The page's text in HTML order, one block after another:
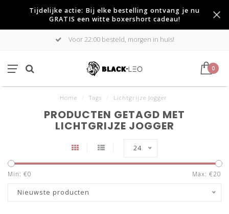
Tijdelijke actie: Bij elke bestelling ontvang je nu
GRATIS een witte boxershort cadeau!
Voor 22:00 besteld, morgen in huis!
0
Home Tags Lichtgrijze Jogger
PRODUCTEN GETAGD MET
LICHTGRIJZE JOGGER
24
Min: €0 Max: €20
Nieuwste producten